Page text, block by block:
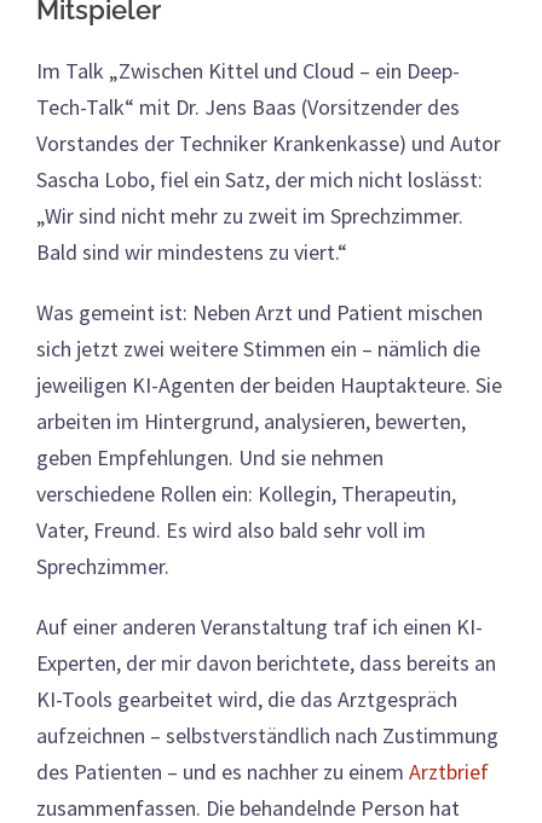
Mitspieler
Im Talk „Zwischen Kittel und Cloud – ein Deep-
Tech-Talk“ mit Dr. Jens Baas (Vorsitzender des
Vorstandes der Techniker Krankenkasse) und Autor
Sascha Lobo, fiel ein Satz, der mich nicht loslässt:
„Wir sind nicht mehr zu zweit im Sprechzimmer.
Bald sind wir mindestens zu viert.“
Was gemeint ist: Neben Arzt und Patient mischen
sich jetzt zwei weitere Stimmen ein – nämlich die
jeweiligen KI-Agenten der beiden Hauptakteure. Sie
arbeiten im Hintergrund, analysieren, bewerten,
geben Empfehlungen. Und sie nehmen
verschiedene Rollen ein: Kollegin, Therapeutin,
Vater, Freund. Es wird also bald sehr voll im
Sprechzimmer.
Auf einer anderen Veranstaltung traf ich einen KI-
Experten, der mir davon berichtete, dass bereits an
KI-Tools gearbeitet wird, die das Arztgespräch
aufzeichnen – selbstverständlich nach Zustimmung
des Patienten – und es nachher zu einem Arztbrief
zusammenfassen. Die behandelnde Person hat